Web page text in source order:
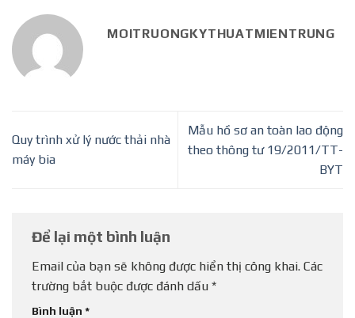
MOITRUONGKYTHUATMIENTRUNG
Quy trình xử lý nước thải nhà
máy bia
Mẫu hồ sơ an toàn lao động
theo thông tư 19/2011/TT-
BYT
Để lại một bình luận
Email của bạn sẽ không được hiển thị công khai. Các
trường bắt buộc được đánh dấu *
Bình luận *